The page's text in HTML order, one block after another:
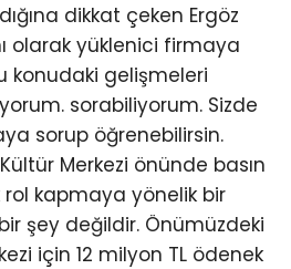
dikkat çeken Ergöz
olarak yüklenici firmaya
konudaki gelişmeleri
sorabiliyorum. Sizde
sorup öğrenebilirsin.
Merkezi önünde basın
rol kapmaya yönelik bir
şey değildir. Önümüzdeki
için 12 milyon TL ödenek